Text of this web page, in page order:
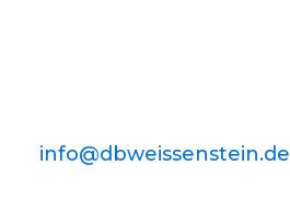
info@dbweissenstein.de